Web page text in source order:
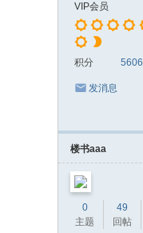
VIP会员
积分 5606
发消息
楼书aaa
0
主题
49
回帖